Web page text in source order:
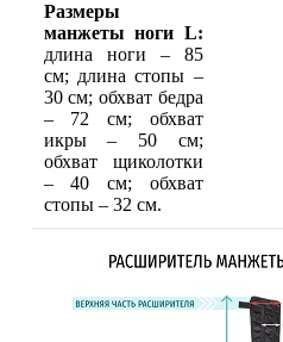
Размеры
манжеты ноги L:
длина ноги – 85
см; длина стопы –
30 см; обхват бедра
– 72 см; обхват
икры – 50 см;
обхват щиколотки
– 40 см; обхват
стопы – 32 см.